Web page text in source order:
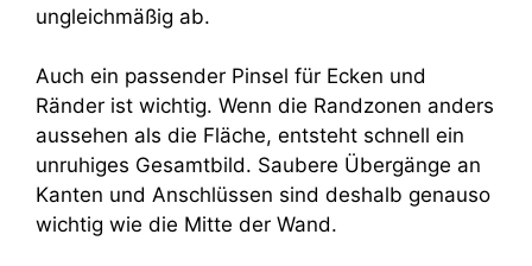
ungleichmäßig ab.
Auch ein passender Pinsel für Ecken und
Ränder ist wichtig. Wenn die Randzonen anders
aussehen als die Fläche, entsteht schnell ein
unruhiges Gesamtbild. Saubere Übergänge an
Kanten und Anschlüssen sind deshalb genauso
wichtig wie die Mitte der Wand.